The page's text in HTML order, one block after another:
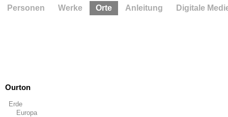
Ourton
Erde
Europa
Personen Werke Orte Anleitung Digitale